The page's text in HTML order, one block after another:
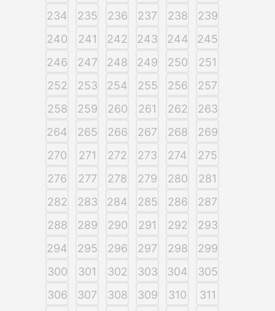
234
235 236 237 238
239
240
241 242 243 244
245
246
247 248 249 250
251
252
253 254 255 256
257
258
259 260 261 262
263
264
265 266 267 268
269
270
271 272 273 274
275
276
277 278 279 280
281
282
283 284 285 286
287
288
289 290 291 292
293
294
295 296 297 298
299
300
301 302 303 304
305
306
307 308 309 310
311